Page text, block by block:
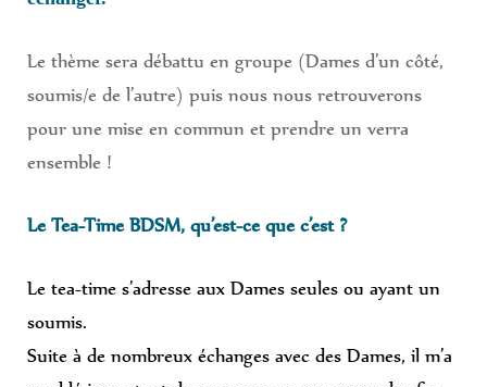
Le thème sera débattu en groupe (Dames d’un côté,
soumis/e de l’autre) puis nous nous retrouverons
pour une mise en commun et prendre un verra
ensemble !
Le Tea-Time BDSM, qu’est-ce que c’est ?
Le tea-time s’adresse aux Dames seules ou ayant un
soumis.
Suite à de nombreux échanges avec des Dames, il m’a